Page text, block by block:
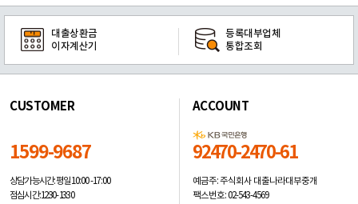
대출상환금
이자계산기
등록대부업체
통합조회
CUSTOMER
1599-9687
상담가능시간: 평일10:00 -17:00
점심시간: 12:30 - 13:30
ACCOUNT
92470-2470-61
예금주: 주식회사 대출나라대부중개
팩스번호: 02-543-4569